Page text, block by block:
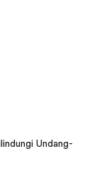
Undang-